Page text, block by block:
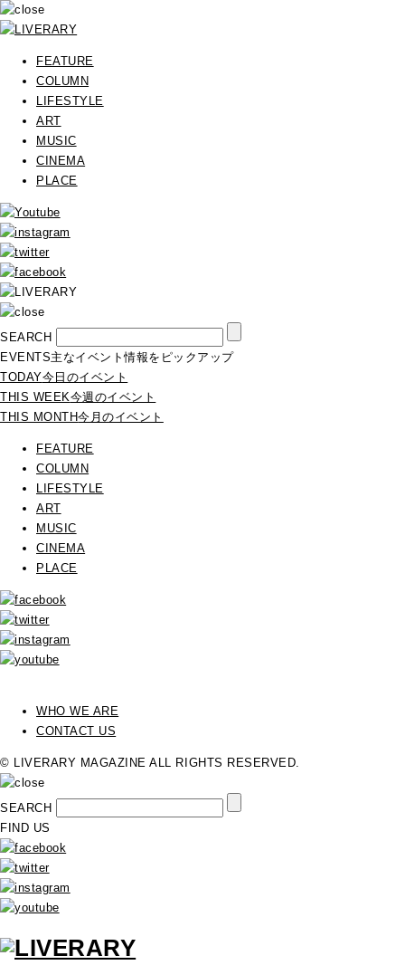
FEATURE
COLUMN
LIFESTYLE
ART
MUSIC
CINEMA
PLACE
SEARCH
EVENTS主なイベント情報をピックアップ
TODAY今日のイベント
THIS WEEK今週のイベント
THIS MONTH今月のイベント
FEATURE
COLUMN
LIFESTYLE
ART
MUSIC
CINEMA
PLACE
WHO WE ARE
CONTACT US
© LIVERARY MAGAZINE ALL RIGHTS RESERVED.
SEARCH
FIND US